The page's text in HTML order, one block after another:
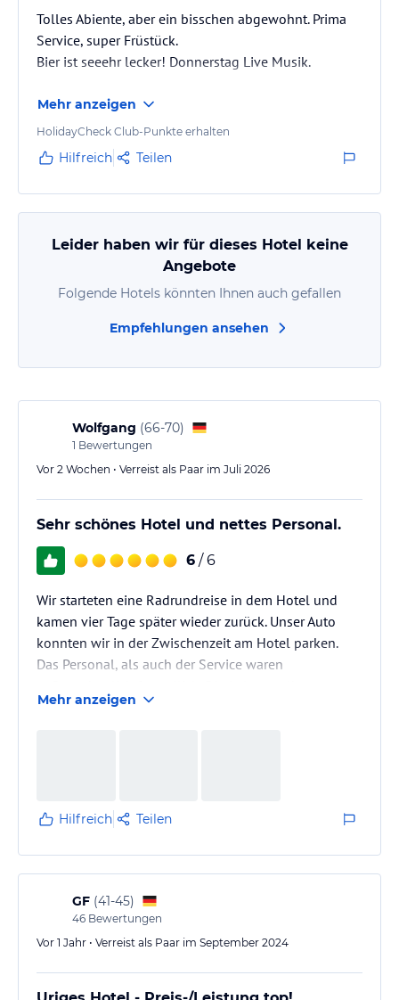
Tolles Abiente, aber ein bisschen abgewohnt. Prima
Service, super Früstück.
Bier ist seeehr lecker! Donnerstag Live Musik.
Mehr anzeigen
HolidayCheck Club-Punkte erhalten
Hilfreich Teilen
Leider haben wir für dieses Hotel keine
Angebote
Folgende Hotels könnten Ihnen auch gefallen
Empfehlungen ansehen
Wolfgang (66-70)
1 Bewertungen
Vor 2 Wochen • Verreist als Paar im Juli 2026
Sehr schönes Hotel und nettes Personal.
6 / 6
Wir starteten eine Radrundreise in dem Hotel und
kamen vier Tage später wieder zurück. Unser Auto
konnten wir in der Zwischenzeit am Hotel parken.
Das Personal, als auch der Service waren
sehr schön.
Eine tolle Erfahrung. Danke nochmals
Mehr anzeigen
Hilfreich Teilen
GF (41-45)
46 Bewertungen
Vor 1 Jahr • Verreist als Paar im September 2024